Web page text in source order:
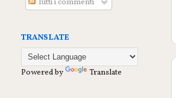
TRANSLATE
Powered by Translate